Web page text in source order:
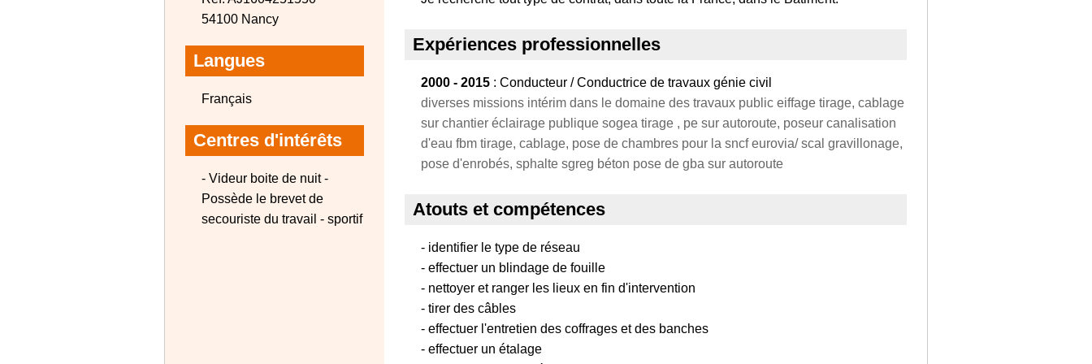
54100 Nancy
Langues
Français
Centres d'intérêts
- Videur boite de nuit -
Possède le brevet de
secouriste du travail - sportif
Expériences professionnelles
2000 - 2015 : Conducteur / Conductrice de travaux génie civil
diverses missions intérim dans le domaine des travaux public eiffage tirage, cablage
sur chantier éclairage publique sogea tirage , pe sur autoroute, poseur canalisation
d'eau fbm tirage, cablage, pose de chambres pour la sncf eurovia/ scal gravillonage,
pose d'enrobés, sphalte sgreg béton pose de gba sur autoroute
Atouts et compétences
- identifier le type de réseau
- effectuer un blindage de fouille
- nettoyer et ranger les lieux en fin d'intervention
- tirer des câbles
- effectuer l'entretien des coffrages et des banches
- effectuer un étalage